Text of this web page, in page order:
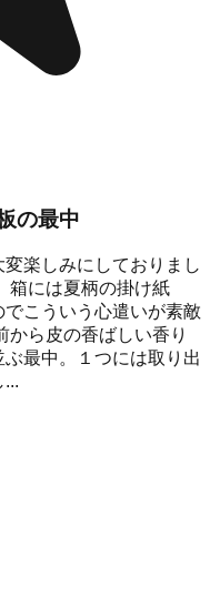
の最中
楽しみにしておりまし
箱には夏柄の掛け紙
こういう心遣いが素敵
から皮の香ばしい香り
最中。１つには取り出
...